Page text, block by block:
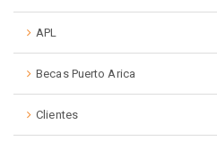
APL
Becas Puerto Arica
Clientes